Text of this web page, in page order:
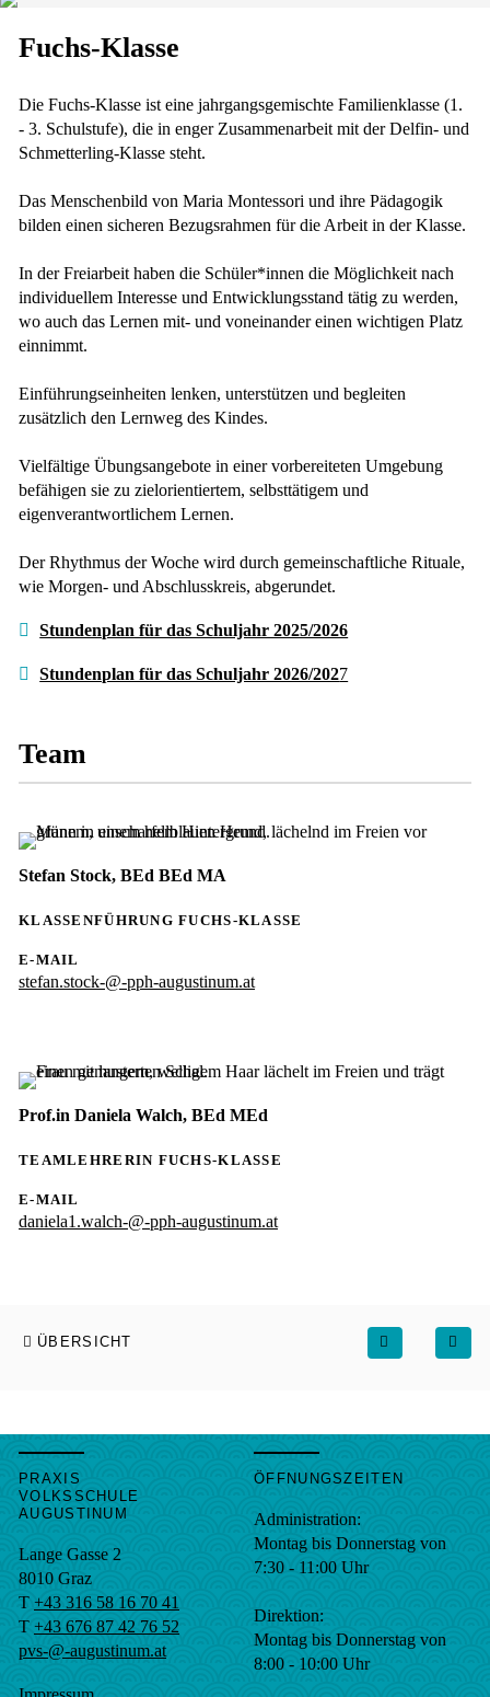
Fuchs-Klasse
Die Fuchs-Klasse ist eine jahrgangsgemischte Familienklasse (1.
- 3. Schulstufe), die in enger Zusammenarbeit mit der Delfin- und
Schmetterling-Klasse steht.
Das Menschenbild von Maria Montessori und ihre Pädagogik
bilden einen sicheren Bezugsrahmen für die Arbeit in der Klasse.
In der Freiarbeit haben die Schüler*innen die Möglichkeit nach
individuellem Interesse und Entwicklungsstand tätig zu werden,
wo auch das Lernen mit- und voneinander einen wichtigen Platz
einnimmt.
Einführungseinheiten lenken, unterstützen und begleiten
zusätzlich den Lernweg des Kindes.
Vielfältige Übungsangebote in einer vorbereiteten Umgebung
befähigen sie zu zielorientiertem, selbsttätigem und
eigenverantwortlichem Lernen.
Der Rhythmus der Woche wird durch gemeinschaftliche Rituale,
wie Morgen- und Abschlusskreis, abgerundet.
Stundenplan für das Schuljahr 2025/2026
Stundenplan für das Schuljahr 2026/2027
Team
Stefan Stock, BEd BEd MA
KLASSENFÜHRUNG FUCHS-KLASSE
E-MAIL
stefan.stock-@-pph-augustinum.at
Prof.in Daniela Walch, BEd MEd
TEAMLEHRERIN FUCHS-KLASSE
E-MAIL
daniela1.walch-@-pph-augustinum.at
ÜBERSICHT
PRAXIS
VOLKSSCHULE
AUGUSTINUM
Lange Gasse 2
8010 Graz
T +43 316 58 16 70 41
T +43 676 87 42 76 52
pvs-@-augustinum.at
ÖFFNUNGSZEITEN
Administration:
Montag bis Donnerstag von
7:30 - 11:00 Uhr
Direktion:
Montag bis Donnerstag von
8:00 - 10:00 Uhr